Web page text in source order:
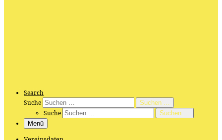
Search
Suche
Suchen …
Suche
Suchen …
Menü